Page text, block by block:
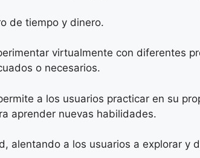
de tiempo y dinero.
virtualmente con diferentes
o necesarios.
a los usuarios practicar en su
aprender nuevas habilidades.
alentando a los usuarios a explorar y